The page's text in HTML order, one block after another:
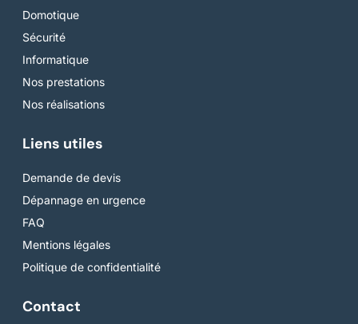
Domotique
Sécurité
Informatique
Nos prestations
Nos réalisations
Liens utiles
Demande de devis
Dépannage en urgence
FAQ
Mentions légales
Politique de confidentialité
Contact